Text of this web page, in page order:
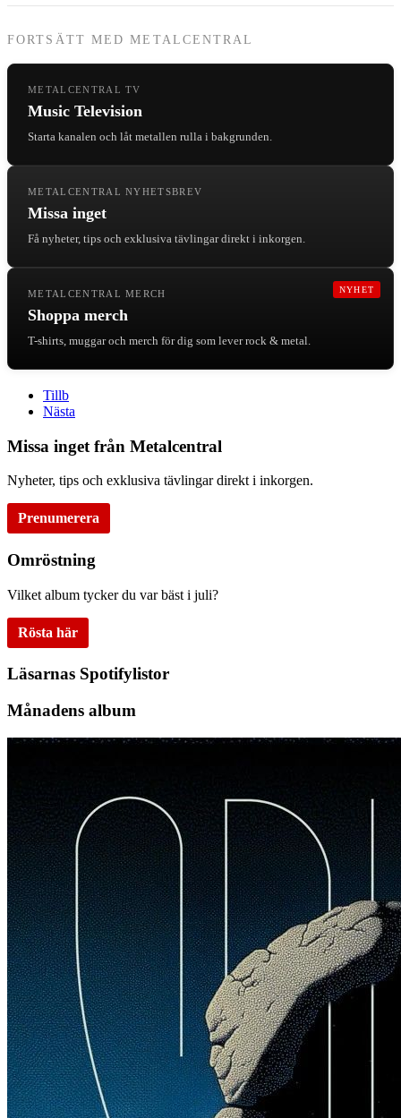
FORTSÄTT MED METALCENTRAL
METALCENTRAL TV
Music Television
Starta kanalen och låt metallen rulla i bakgrunden.
METALCENTRAL NYHETSBREV
Missa inget
Få nyheter, tips och exklusiva tävlingar direkt i inkorgen.
NYHET
METALCENTRAL MERCH
Shoppa merch
T-shirts, muggar och merch för dig som lever rock & metal.
Tillb
Nästa
Missa inget från Metalcentral
Nyheter, tips och exklusiva tävlingar direkt i inkorgen.
Prenumerera
Omröstning
Vilket album tycker du var bäst i juli?
Rösta här
Läsarnas Spotifylistor
Månadens album